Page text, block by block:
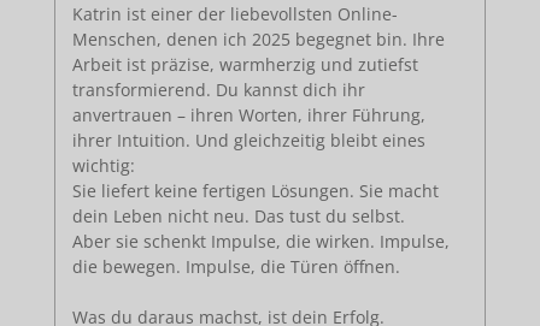
Katrin ist einer der liebevollsten Online-
Menschen, denen ich 2025 begegnet bin. Ihre
Arbeit ist präzise, warmherzig und zutiefst
transformierend. Du kannst dich ihr
anvertrauen – ihren Worten, ihrer Führung,
ihrer Intuition. Und gleichzeitig bleibt eines
wichtig:
Sie liefert keine fertigen Lösungen. Sie macht
dein Leben nicht neu. Das tust du selbst.
Aber sie schenkt Impulse, die wirken. Impulse,
die bewegen. Impulse, die Türen öffnen.
Was du daraus machst, ist dein Erfolg.